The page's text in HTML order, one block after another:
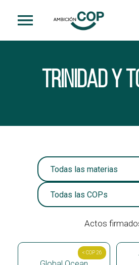
Trinidad y
Actos
< COP 26